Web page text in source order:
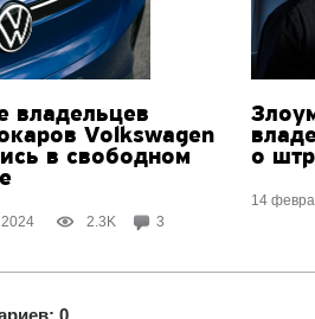
владельцев
Volkswagen
в свободном
2.3K 3
о
14